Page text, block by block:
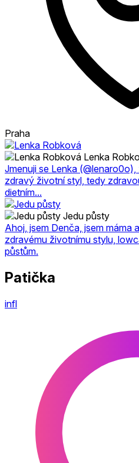
Praha
Lenka
Jmenuji se Lenka
zdravý životní styl, tedy
dietním...
Jedu půsty
Ahoj, jsem Denča, jsem máma
zdravému životnímu stylu,
půstům.
Patička
infl